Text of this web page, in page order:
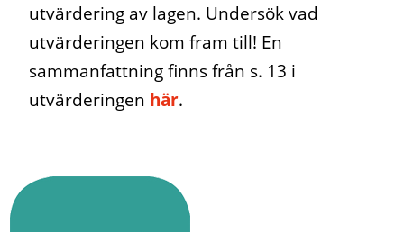
utvärdering av lagen. Undersök vad
utvärderingen kom fram till! En
sammanfattning finns från s. 13 i
utvärderingen här.